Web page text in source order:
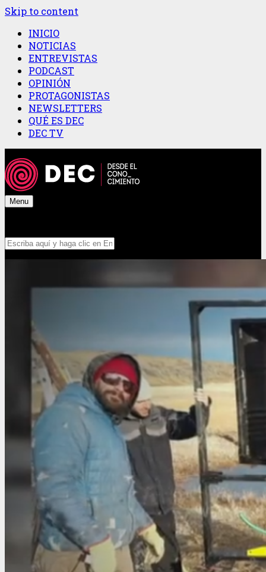
Skip to content
INICIO
NOTICIAS
ENTREVISTAS
PODCAST
OPINIÓN
PROTAGONISTAS
NEWSLETTERS
QUÉ ES DEC
DEC TV
Menu